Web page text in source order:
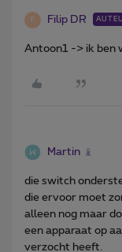
F Filip DR
Antoon1 -> ik ben
Martin
die switch
die ervoor moet
alleen nog maar
een apparaat op
verzocht heeft.